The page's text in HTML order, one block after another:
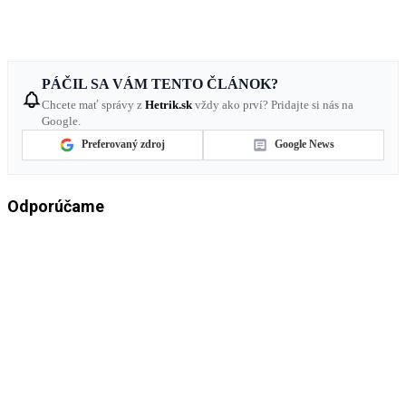
PÁČIL SA VÁM TENTO ČLÁNOK?
Chcete mať správy z Hetrik.sk vždy ako prví? Pridajte si nás na
Google.
Preferovaný zdroj Google News
Odporúčame